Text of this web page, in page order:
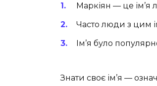
Маркіян — це ім’я
Часто люди з цим
Ім’я було
Знати своє ім’я —